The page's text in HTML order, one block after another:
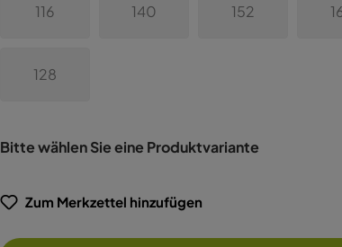
116 140 152
128
Bitte wählen Sie eine Produktvariante
Zum Merkzettel hinzufügen